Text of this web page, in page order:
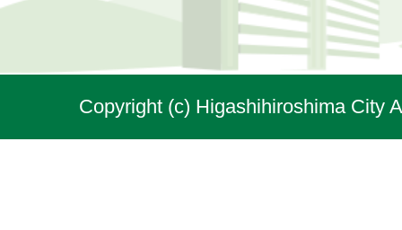
Copyright (c) Higashihiroshima City